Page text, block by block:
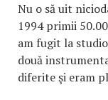
Nu o să uit
1994 primii
am fugit la
două
diferite şi eram